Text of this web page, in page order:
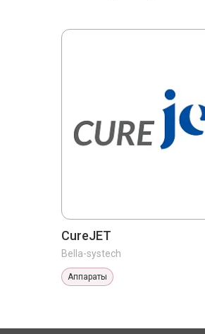
CureJET
Bella-systech
Аппараты